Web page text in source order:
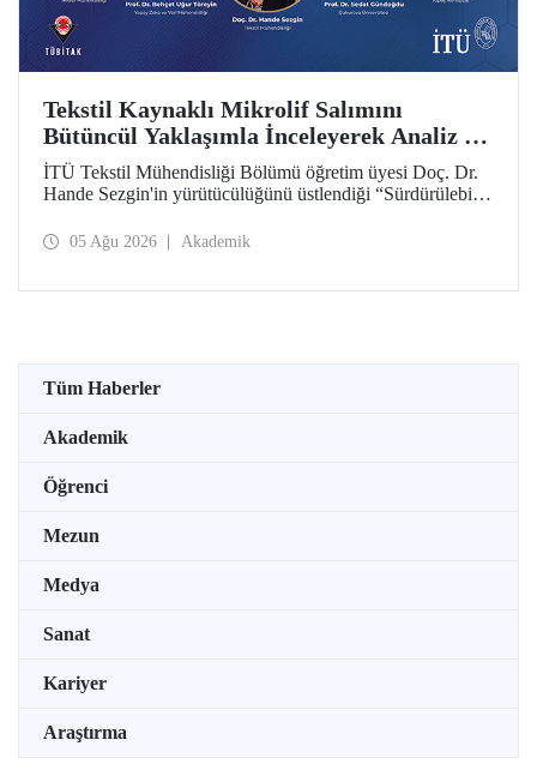
Tekstil Kaynaklı Mikrolif Salımını
Bütüncül Yaklaşımla İnceleyerek Analiz ve
Azaltım Stratejileri Geliştirecek Projeye
TÜBİTAK Desteği
İTÜ Tekstil Mühendisliği Bölümü öğretim üyesi Doç. Dr.
Hande Sezgin'in yürütücülüğünü üstlendiği “Sürdürülebilir
Koşullarına Bağlı Mikrolif Salımı: Aşınma, UV Maruziyeti
05 Ağu 2026 Akademik
Tüm Haberler
Akademik
Öğrenci
Mezun
Medya
Sanat
Kariyer
Araştırma